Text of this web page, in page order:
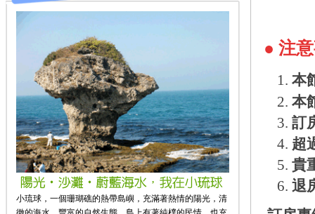
小琉球，一個珊瑚礁的熱帶島嶼，充滿著熱情的陽光，清
● 注
本
本
訂
超
貴
退